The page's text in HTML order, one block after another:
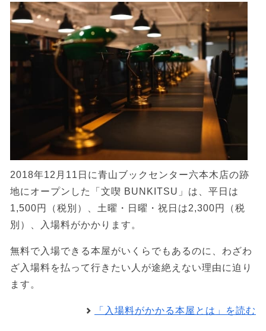
2018年12月11日に青山ブックセンター六本木店の跡
地にオープンした「文喫 BUNKITSU」は、平日は
1,500円（税別）、土曜・日曜・祝日は2,300円（税
別）、入場料がかかります。
無料で入場できる本屋がいくらでもあるのに、わざわ
ざ入場料を払って行きたい人が途絶えない理由に迫り
ます。
「入場料がかかる本屋とは」を読む